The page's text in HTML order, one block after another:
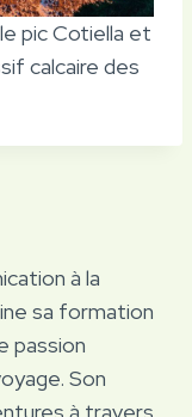
pic Cotiella et
calcaire des
à la
sa formation
passion
Son